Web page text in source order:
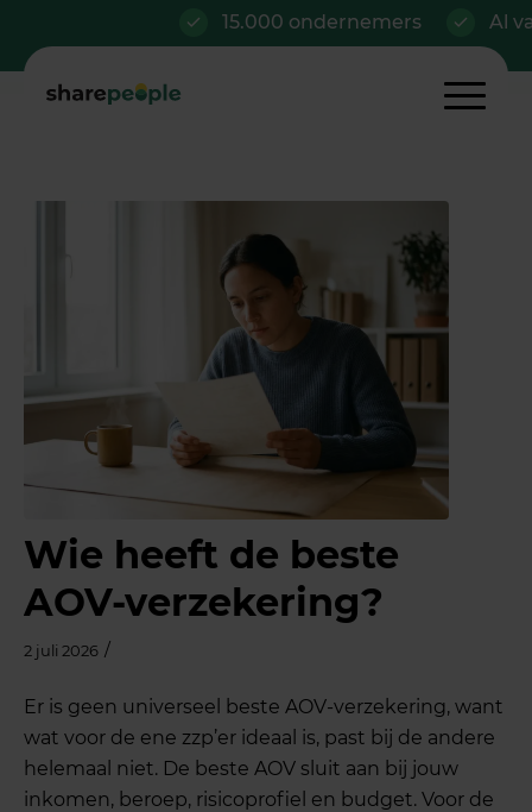
15.000 ondernemers Al vanaf
Wie heeft de beste
AOV-verzekering?
2 juli 2026 /
Er is geen universeel beste AOV-verzekering, want
wat voor de ene zzp’er ideaal is, past bij de andere
helemaal niet. De beste AOV sluit aan bij jouw
inkomen, beroep, risicoprofiel en budget. Voor de